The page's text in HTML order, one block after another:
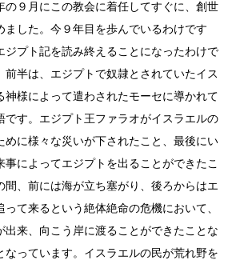
の９月にこの教会に着任してすぐに、創世
ました。今９年目を歩んでいるわけです
ジプト記を読み終えることになったわけで
前半は、エジプトで奴隷とされていたイス
神様によって遣わされたモーセに導かれて
です。エジプト王ファラオがイスラエルの
めに様々な災いが下されたこと、最後にい
事によってエジプトを出ることができたこ
間、前には海が立ち塞がり、後ろからはエ
て来るという絶体絶命の危機において、
出来、向こう岸に渡ることができたことな
なっています。イスラエルの民が荒れ野を